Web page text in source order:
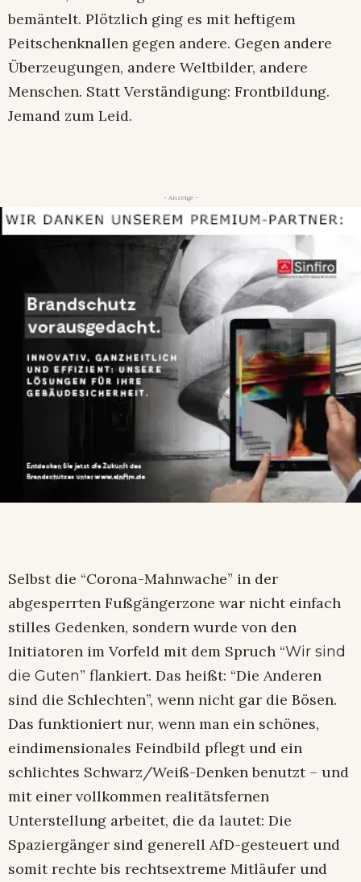
bemäntelt. Plötzlich ging es mit heftigem
Peitschenknallen gegen andere. Gegen andere
Überzeugungen, andere Weltbilder, andere
Menschen. Statt Verständigung: Frontbildung.
Jemand zum Leid.
- Anzeige -
Selbst die “Corona-Mahnwache” in der
abgesperrten Fußgängerzone war nicht einfach
stilles Gedenken, sondern wurde von den
Initiatoren im Vorfeld mit dem Spruch “Wir sind
die Guten” flankiert. Das heißt: “Die Anderen
sind die Schlechten”, wenn nicht gar die Bösen.
Das funktioniert nur, wenn man ein schönes,
eindimensionales Feindbild pflegt und ein
schlichtes Schwarz/Weiß-Denken benutzt – und
mit einer vollkommen realitätsfernen
Unterstellung arbeitet, die da lautet: Die
Spaziergänger sind generell AfD-gesteuert und
somit rechte bis rechtsextreme Mitläufer und